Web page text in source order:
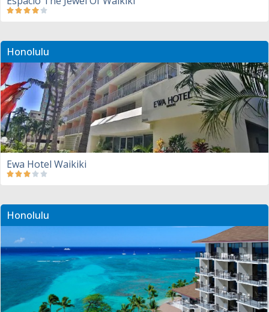
Honolulu
Ewa Hotel Waikiki
Honolulu